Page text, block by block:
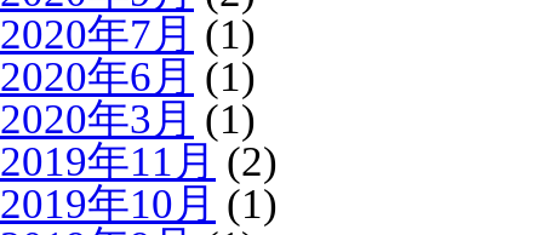
2020年7月 (1)
2020年6月 (1)
2020年3月 (1)
2019年11月 (2)
2019年10月 (1)